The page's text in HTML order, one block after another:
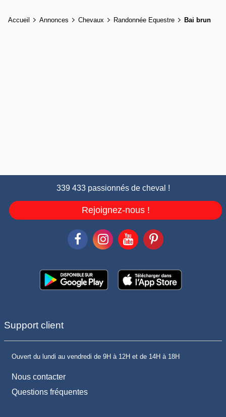
Accueil Annonces Chevaux Randonnée Equestre Bai brun
339 433 passionnés de cheval !
Rejoignez-nous !
Support client
Ouvert du lundi au vendredi de 9H à 12H et de 14H à 18H
Nous contacter
Questions fréquentes